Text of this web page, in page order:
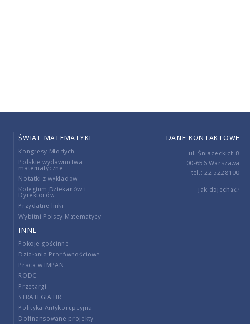
ŚWIAT MATEMATYKI
Kongresy Młodych
Polskie wydawnictwa
matematyczne
Notatki z wykładów
Kolegium Dziekanów i
Dyrektorów
Przydatne linki
Wybitni Polscy Matematycy
INNE
Pokoje gościnne
Działania Prorównościowe
Praca w IMPAN
RODO
Przetargi
STRATEGIA HR
Polityka Antykorupcyjna
Dofinansowane projekty
DANE KONTAKTOWE
ul. Śniadeckich 8
00-656 Warszawa
tel.: 22 5228100
Jak dojechać?